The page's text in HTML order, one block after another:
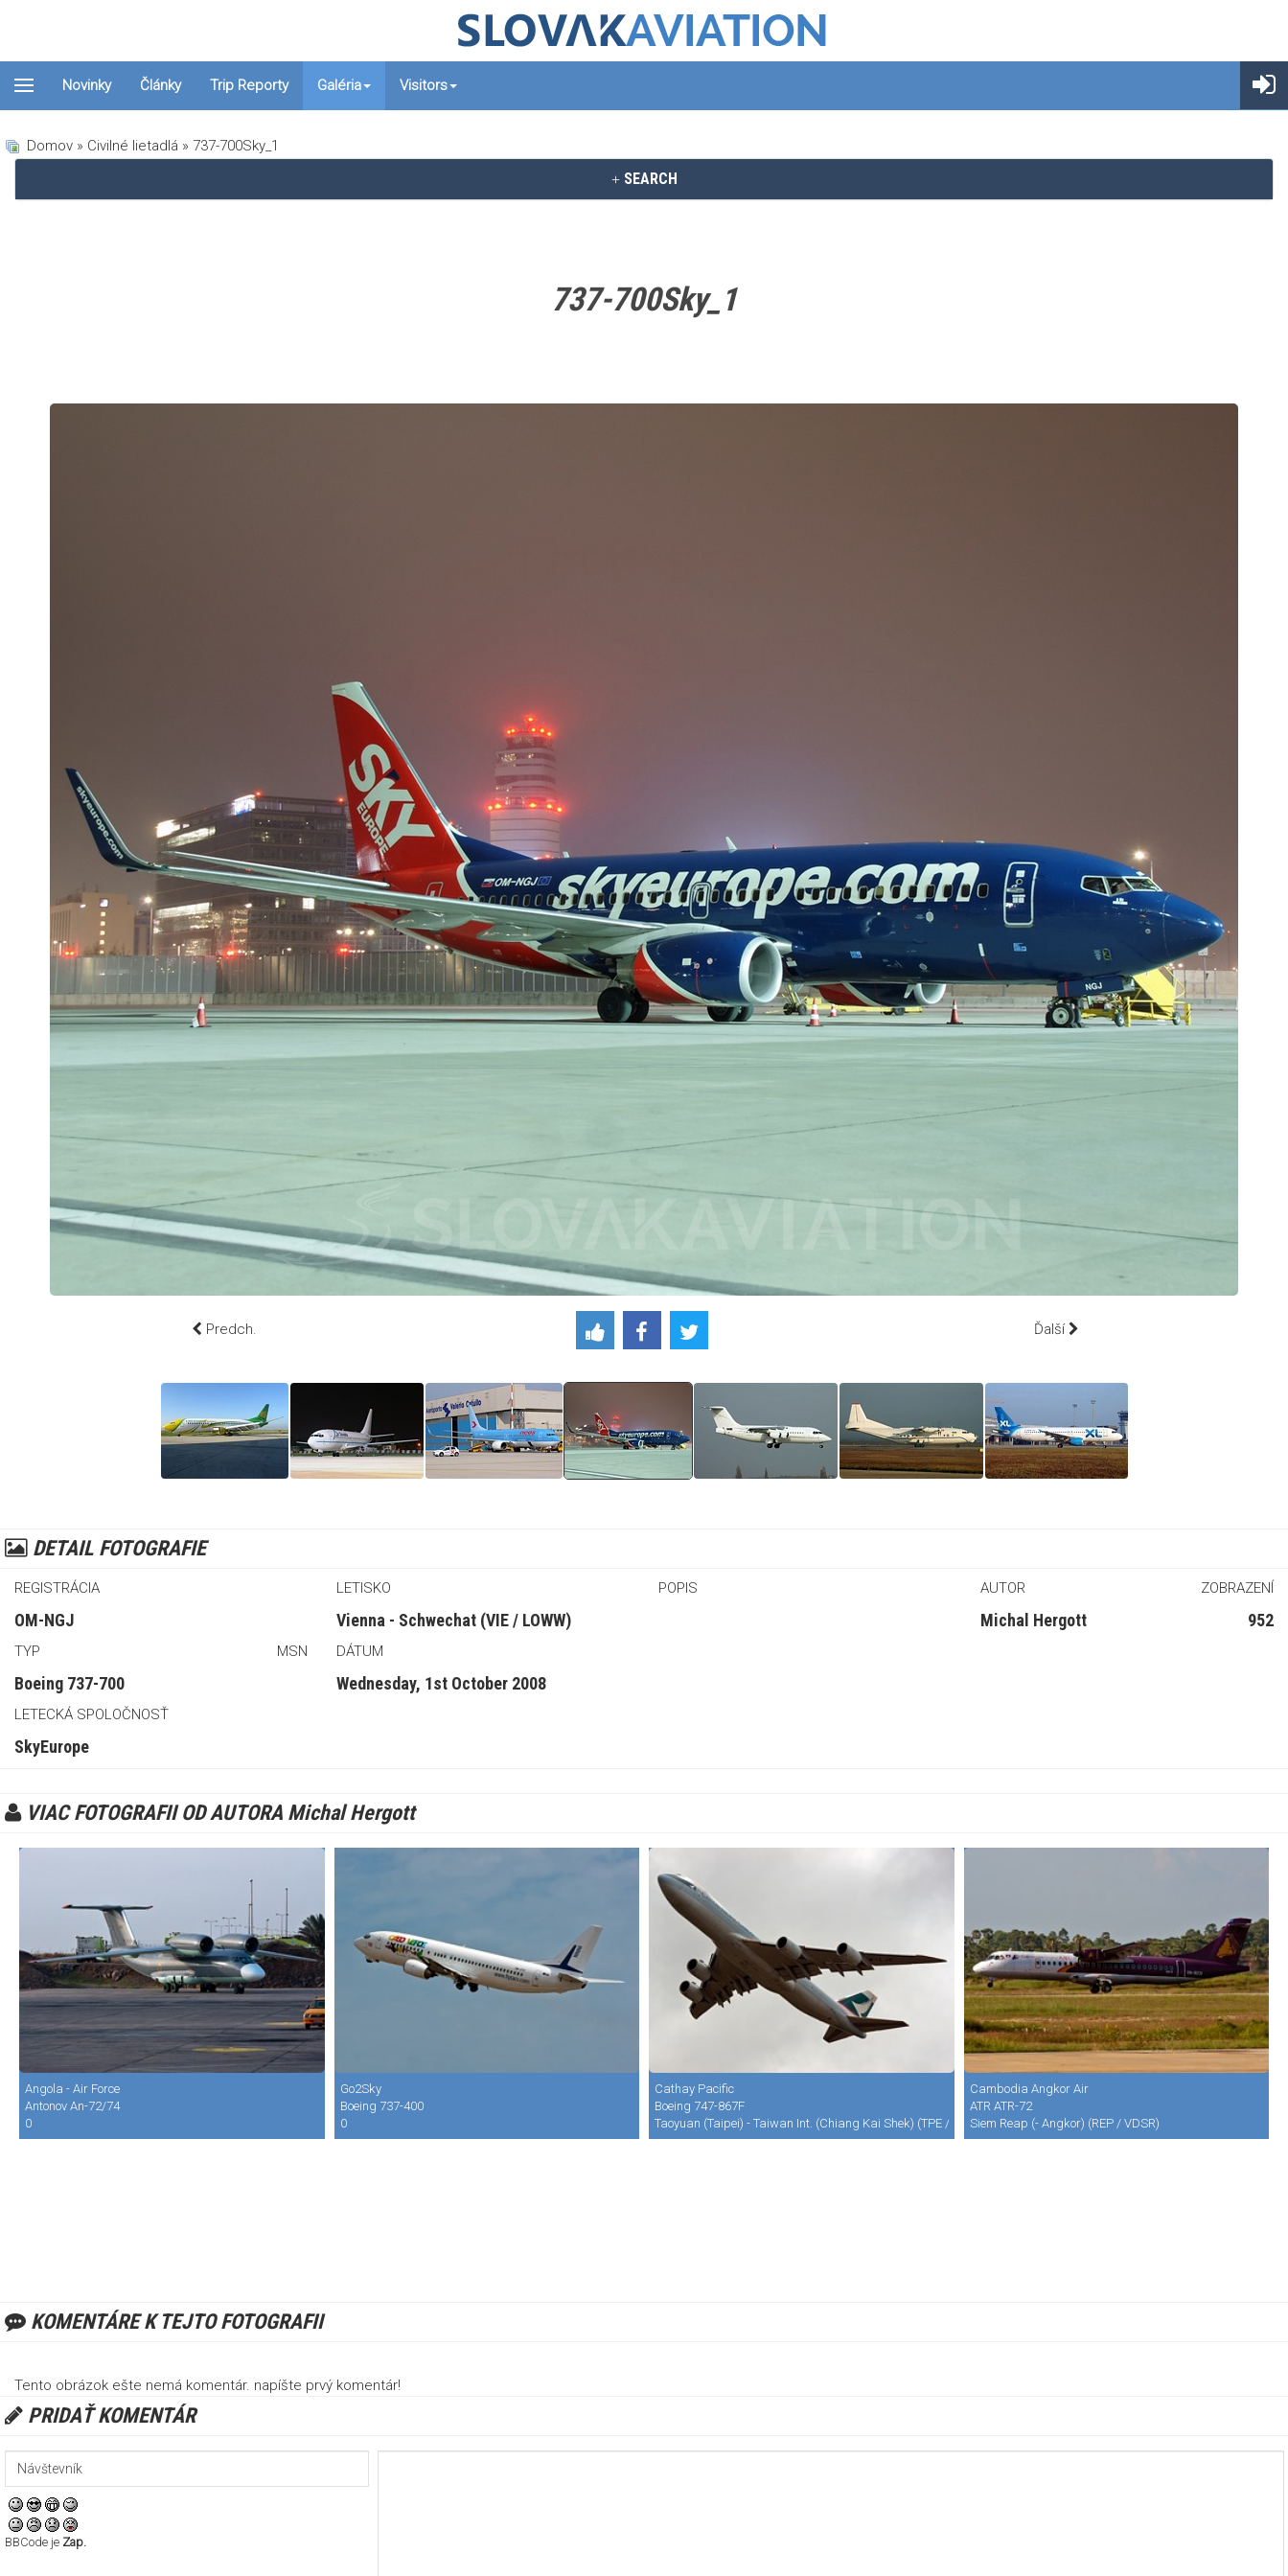
Novinky Články Trip Reporty Galéria Visitors
Domov » Civilné lietadlá » 737-700Sky_1
SEARCH
737-700Sky_1
Predch. Ďalší
DETAIL FOTOGRAFIE
REGISTRÁCIA
OM-NGJ
TYP MSN
Boeing 737-700
LETECKÁ SPOLOČNOSŤ
SkyEurope
LETISKO
Vienna - Schwechat (VIE / LOWW)
DÁTUM
Wednesday, 1st October 2008
POPIS AUTOR ZOBRAZENÍ
Michal Hergott 952
VIAC FOTOGRAFII OD AUTORA Michal Hergott
Angola - Air Force
Antonov An-72/74
0
Go2Sky
Boeing 737-400
0
Cathay Pacific
Boeing 747-867F
Taoyuan (Taipei) - Taiwan Int. (Chiang Kai Shek) (TPE / RCTP)
Cambodia Angkor Air
ATR ATR-72
Siem Reap (- Angkor) (REP / VDSR)
KOMENTÁRE K TEJTO FOTOGRAFII
Tento obrázok ešte nemá komentár. napíšte prvý komentár!
PRIDAŤ KOMENTÁR
BBCode je Zap.